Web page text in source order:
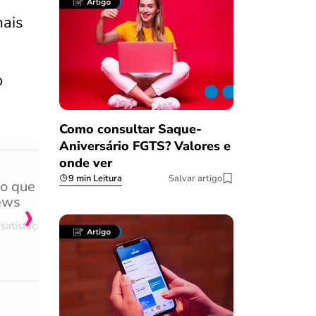
que
Achei muito rápido,
Comentário retirado da nossa
›
Como consultar Saque-
Aniversário FGTS? Valores e
onde ver
9 min Leitura Salvar artigo